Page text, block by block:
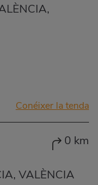
Conéixer la tenda
0 km
VALÈNCIA